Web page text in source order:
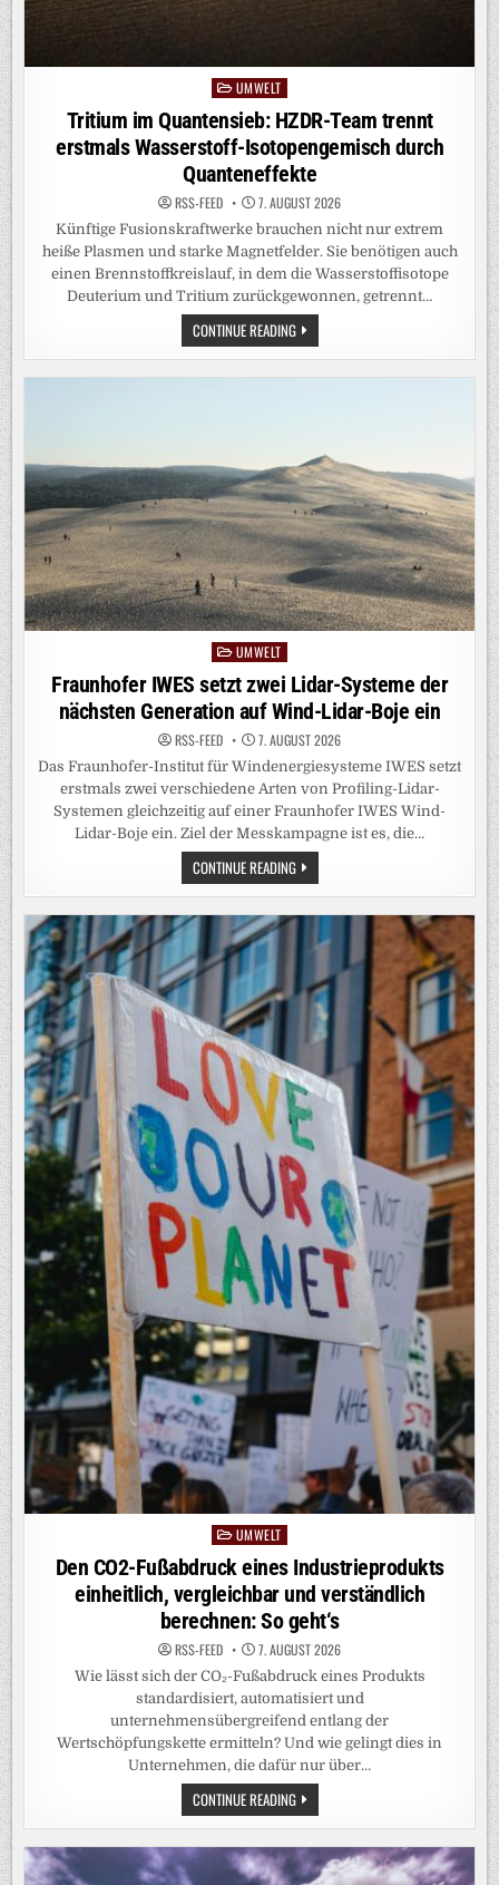
PostedUMWELT
Tritium im Quantensieb: HZDR-Team trennt
erstmals Wasserstoff-Isotopengemisch durch
Quanteneffekte
RSS-FEED 7. AUGUST 2026
Künftige Fusionskraftwerke brauchen nicht nur extrem
heiße Plasmen und starke Magnetfelder. Sie benötigen auch
einen Brennstoffkreislauf, in dem die Wasserstoffisotope
Deuterium und Tritium zurückgewonnen, getrennt…
CONTINUE READINGTRITIUM
IM
QUANTENSIEB:
DURCH
QUANTENEFFEKTE
PostedUMWELT
Fraunhofer IWES setzt zwei Lidar-Systeme der
nächsten Generation auf Wind-Lidar-Boje ein
RSS-FEED 7. AUGUST 2026
Das Fraunhofer-Institut für Windenergiesysteme IWES setzt
erstmals zwei verschiedene Arten von Profiling-Lidar-
Systemen gleichzeitig auf einer Fraunhofer IWES Wind-
Lidar-Boje ein. Ziel der Messkampagne ist es, die…
CONTINUE READINGFRAUNHOFER
IWES
SETZT
LIDAR-
SYSTEME
DER
NÄCHSTEN
GENERATION
AUF
WIND-
LIDAR-
BOJE
PostedUMWELT
Den CO2-Fußabdruck eines Industrieprodukts
einheitlich, vergleichbar und verständlich
berechnen: So geht‘s
RSS-FEED 7. AUGUST 2026
Wie lässt sich der CO₂-Fußabdruck eines Produkts
standardisiert, automatisiert und
unternehmensübergreifend entlang der
Wertschöpfungskette ermitteln? Und wie gelingt dies in
Unternehmen, die dafür nur über…
CONTINUE READINGDEN
CO2-
FUSSABDRUCK E
NDUSTRIEPRODUKTS E
INHEITLICH, V